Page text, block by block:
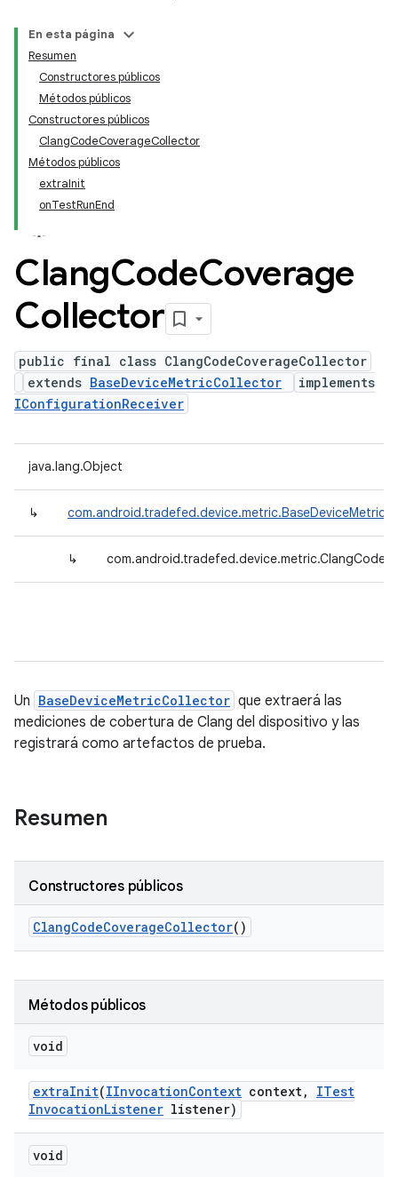
En esta página
Resumen
Constructores públicos
Métodos públicos
Constructores públicos
ClangCodeCoverageCollector
Métodos públicos
extraInit
onTestRunEnd
ClangCodeCoverage
Collector
public final class ClangCodeCoverageCollector
extends BaseDeviceMetricCollector
implements
IConfigurationReceiver
java.lang.Object
↳
↳
Un BaseDeviceMetricCollector que extraerá las
mediciones de cobertura de Clang del dispositivo y las
registrará como artefactos de prueba.
Resumen
Constructores públicos
ClangCodeCoverageCollector()
Métodos públicos
void
extraInit(IInvocationContext context,
ITest
InvocationListener listener)
void